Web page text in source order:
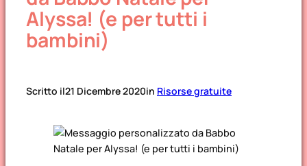
Alyssa! (e per tutti i
bambini)
Scritto il21 Dicembre 2020in Risorse gratuite